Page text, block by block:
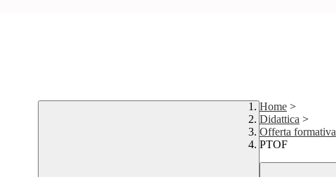
Home >
Didattica >
Offerta formativa
PTOF